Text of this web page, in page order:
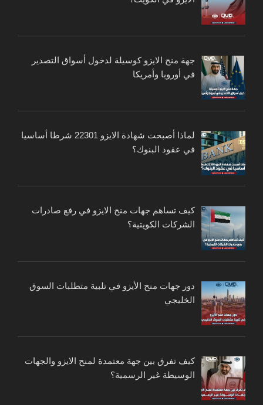
جهة منح الايزو كوسيلة لدخول أسواق التصدير
في أوروبا وأمريكا
لماذا أصبحت شهادة الايزو 22301 شرطا أساسيا
في عقود البنوك؟
كيف تساهم جهات منح الايزو في رفع صادرات
الشركات الكويتية؟
دور جهات منح الأيزو في تلبية متطلبات السوق
الخليجي
كيف تفرق بين جهة معتمدة لمنح الايزو والجهات
الوسيطة غير الرسمية؟